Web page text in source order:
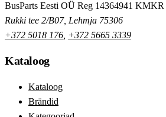
BusParts Eesti OÜ Reg 14364941 KMKR
Rukki tee 2/B07, Lehmja 75306
+372 5018 176 +372 5665 3339
Kataloog
Kataloog
Brändid